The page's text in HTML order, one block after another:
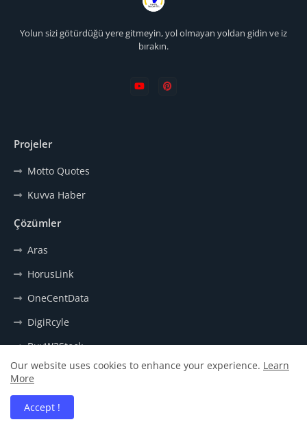
Yolun sizi götürdüğü yere gitmeyin, yol olmayan yoldan gidin ve iz
bırakın.
Projeler
Motto Quotes
Kuvva Haber
Çözümler
Aras
HorusLink
OneCentData
DigiRcyle
BuyW3Stock
Our website uses cookies to enhance your experience. Learn
More
Accept !